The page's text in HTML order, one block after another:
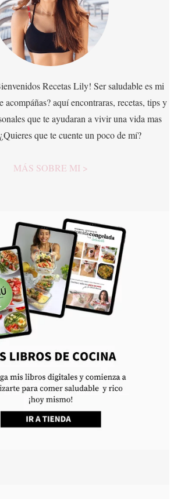
Recetas Lily! Ser saludable es mi
acompáñas? aquí encontraras, recetas, tips y
que te ayudaran a vivir una vida mas
que te cuente un poco de mí?
MÁS SOBRE MI >